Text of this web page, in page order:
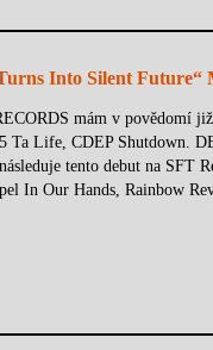
Into Silent Future“
mám v povědomí
Ta Life, CDEP Shutdown.
tento debut na SFT
In Our Hands, Rainbow